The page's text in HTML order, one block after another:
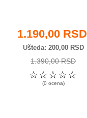
1.190,00 RSD
Ušteda 200,00 RSD
1.390,00 RSD
☆
☆
☆
☆
☆
(0 ocena)